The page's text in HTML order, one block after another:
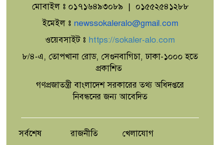
সাবেক এমপি আবু নাছের চৌধুরীর
মাহফিল
সাতক্ষীরা জেলার মাসিক আইন শৃঙ্খলা
বিষয়ক সভা
মাতারবাড়ীকে ঘিরে সমন্বিত জ্বালানি ও
প্রধানমন্ত্রীর
মোবাইল ঃ ০১৭১৬৪৯৩০৮৯ | ০১৫৫২৫৪১২৮৮
ইমেইল ঃ newssokaleralo@gmail.com
ওয়েবসাইট ঃ https://sokaler-alo.com
৮/৪-এ, তোপখানা রোড, সেগুনবাগিচা, ঢাকা-১০০০ হতে
প্রকাশিত
গণপ্রজাতন্ত্রী বাংলাদেশ সরকারের তথ্য অধিদপ্তরে
নিবন্ধনের জন্য আবেদিত
সর্বশেষ
রাজনীতি
খেলাযোগ